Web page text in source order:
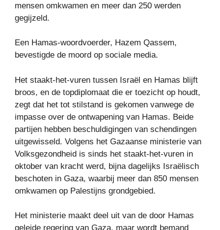
mensen omkwamen en meer dan 250 werden
gegijzeld.
Een Hamas-woordvoerder, Hazem Qassem,
bevestigde de moord op sociale media.
Het staakt-het-vuren tussen Israël en Hamas blijft
broos, en de topdiplomaat die er toezicht op houdt,
zegt dat het tot stilstand is gekomen vanwege de
impasse over de ontwapening van Hamas. Beide
partijen hebben beschuldigingen van schendingen
uitgewisseld. Volgens het Gazaanse ministerie van
Volksgezondheid is sinds het staakt-het-vuren in
oktober van kracht werd, bijna dagelijks Israëlisch
beschoten in Gaza, waarbij meer dan 850 mensen
omkwamen op Palestijns grondgebied.
Het ministerie maakt deel uit van de door Hamas
geleide regering van Gaza, maar wordt bemand